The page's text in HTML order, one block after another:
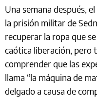
Una semana después,
la prisión militar de
recuperar la ropa que
caótica liberación, pero
comprender que las
llama “la máquina de
delgado a causa de